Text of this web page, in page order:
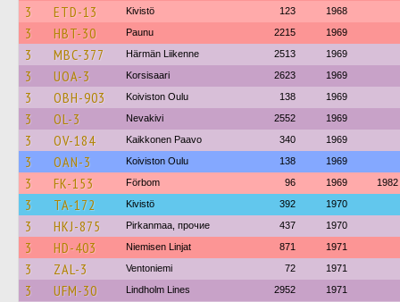
3 ETD-13 Kivistö 123 1968
3 HBT-30 Paunu 2215 1969
3 MBC-377 Härmän Liikenne 2513 1969
3 UOA-3 Korsisaari 2623 1969
3 OBH-903 Koiviston Oulu 138 1969
3 OL-3 Nevakivi 2552 1969
3 OV-184 Kaikkonen Paavo 340 1969
3 OAN-3 Koiviston Oulu 138 1969
3 FK-153 Förbom 96 1969 1982
3 TA-172 Kivistö 392 1970
3 HKJ-875 Pirkanmaa, прочие 437 1970
3 HD-403 Niemisen Linjat 871 1971
3 ZAL-3 Ventoniemi 72 1971
3 UFM-30 Lindholm Lines 2952 1971